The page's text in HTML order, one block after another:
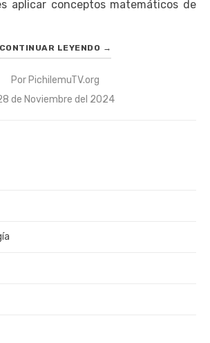
aplicar conceptos matemáticos de
CONTINUAR LEYENDO →
Por PichilemuTV.org
de Noviembre del 2024